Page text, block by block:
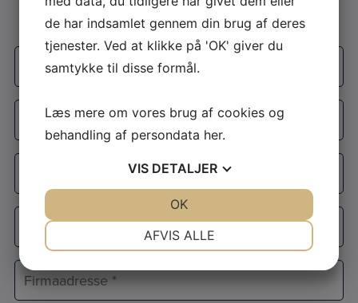
Udfyld formularen og vi kontakter dig
Firmanavn
Navn
E-
Telefon
Adresse
de har indsamlet gennem din brug af deres
tjenester. Ved at klikke på 'OK' giver du
samtykke til disse formål.
Læs mere om vores brug af cookies og
behandling af persondata her.
VIS DETALJER
MARKETING
AFVIS ALLE
OK